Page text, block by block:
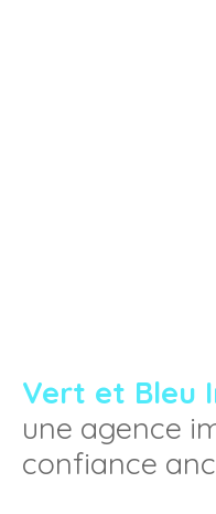
Vert et Bleu
une agence
confiance